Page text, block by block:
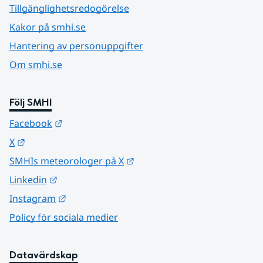
Tillgänglighetsredogörelse
Kakor på smhi.se
Hantering av personuppgifter
Om smhi.se
Följ SMHI
Facebook
X
SMHIs meteorologer på X
Linkedin
Instagram
Policy för sociala medier
Datavärdskap